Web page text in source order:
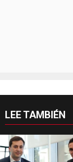
LEE TAMBIÉN